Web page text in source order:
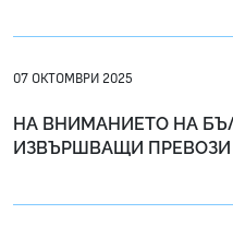
07 ОКТОМВРИ 2025
НА ВНИМАНИЕТО НА
ИЗВЪРШВАЩИ